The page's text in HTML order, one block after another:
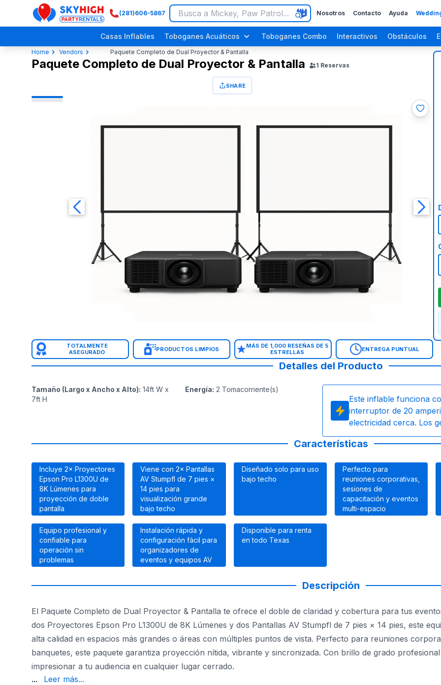
SkyHigh Logo
(281)606-5867 Nosotros Contacto Ayuda
Casas Inflables Toboganes Acuáticos Toboganes Combo Interactivos Obstáculos
Home Vendors Paquete Completo de Dual Proyector & Pantalla
Paquete Completo de Dual Proyector & Pantalla 1 Reservas
SHARE
TOTALMENTE
ASEGURADO
PRODUCTOS LIMPIOS
MÁS DE 1,000 RESEÑAS DE 5
ESTRELLAS
ENTREGA PUNTUAL
Detalles del Producto
Tamaño (Largo x Ancho x Alto): 14ft W x
7ft H
Energía: 2 Tomacorriente(s)
Este inflable funciona
interruptor de 20
electricidad cerca. Los
Características
Incluye 2× Proyectores
Epson Pro L1300U de
8K Lúmenes para
proyección de doble
pantalla
Viene con 2× Pantallas
AV Stumpfl de 7 pies ×
14 pies para
visualización grande
bajo techo
Diseñado solo para uso
bajo techo
Perfecto para
reuniones corporativas,
sesiones de
capacitación y eventos
multi-espacio
Equipo profesional y
confiable para
operación sin
problemas
Instalación rápida y
configuración fácil para
organizadores de
eventos y equipos AV
Disponible para renta
en todo Texas
Descripción
El Paquete Completo de Dual Proyector & Pantalla te ofrece el doble de claridad y cobertura para tus
dos Proyectores Epson Pro L1300U de 8K Lúmenes y dos Pantallas AV Stumpfl de 7 pies × 14 pies, este
alta calidad en espacios más grandes o áreas con múltiples puntos de vista. Perfecto para reuniones
banquetes, este paquete garantiza proyección nítida, vibrante y sincronizada. Con brillo de grado
impresionar a tu audiencia en cualquier lugar cerrado.
de AV y organizadores de eventos.
... Leer más...